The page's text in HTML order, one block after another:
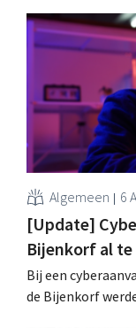
Algemeen 6
[Update]
Bijenkorf al
Bij een
de Bijenkorf